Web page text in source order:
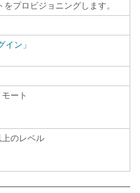
プロビジョニングします。
イン」
ート
のレベル